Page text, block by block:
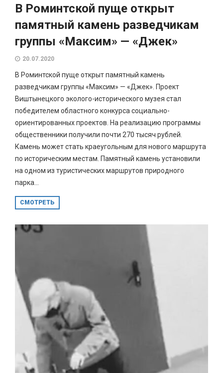
В Роминтской пуще открыт
памятный камень разведчикам
группы «Максим» — «Джек»
20.07.2020
В Роминтской пуще открыт памятный камень
разведчикам группы «Максим» — «Джек». Проект
Виштынецкого эколого-исторического музея стал
победителем областного конкурса социально-
ориентированных проектов. На реализацию программы
общественники получили почти 270 тысяч рублей.
Камень может стать краеугольным для нового маршрута
по историческим местам. Памятный камень установили
на одном из туристических маршрутов природного
парка...
СМОТРЕТЬ